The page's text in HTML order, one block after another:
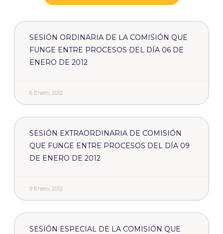
SESIÓN ORDINARIA DE LA COMISIÓN QUE
FUNGE ENTRE PROCESOS DEL DÍA 06 DE
ENERO DE 2012
6 Enero, 2012
SESIÓN EXTRAORDINARIA DE COMISIÓN
QUE FUNGE ENTRE PROCESOS DEL DÍA 09
DE ENERO DE 2012
9 Enero, 2012
SESIÓN ESPECIAL DE LA COMISIÓN QUE